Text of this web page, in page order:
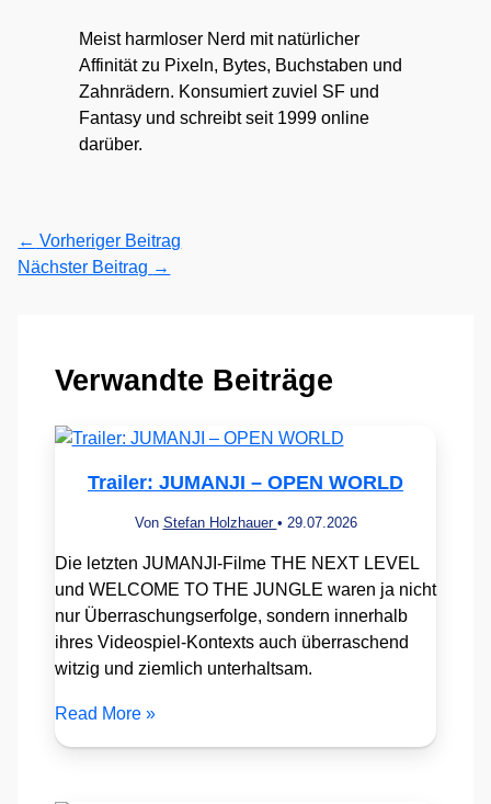
Meist harmloser Nerd mit natürlicher
Affinität zu Pixeln, Bytes, Buchstaben und
Zahnrädern. Konsumiert zuviel SF und
Fantasy und schreibt seit 1999 online
darüber.
← Vorheriger Beitrag
Nächster Beitrag →
Verwandte Beiträge
Trailer: JUMANJI – OPEN WORLD
Von Stefan Holzhauer • 29.07.2026
Die letzten JUMANJI-Filme THE NEXT LEVEL
und WELCOME TO THE JUNGLE waren ja nicht
nur Überraschungserfolge, sondern innerhalb
ihres Videospiel-Kontexts auch überraschend
witzig und ziemlich unterhaltsam.
Read More »